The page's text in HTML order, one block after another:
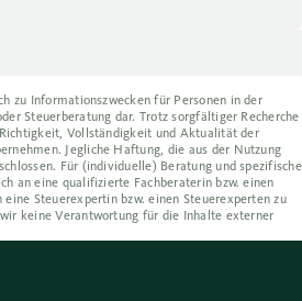
zu Informationszwecken für Personen in der
Steuerberatung dar. Trotz sorgfältiger Recherche
Vollständigkeit und Aktualität der
Jegliche Haftung, die aus der Nutzung
Für (individuelle) Beratung und spezifische
an eine qualifizierte Fachberaterin bzw. einen
Steuerexpertin bzw. einen Steuerexperten zu
keine Verantwortung für die Inhalte externer